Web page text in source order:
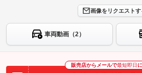
画像をリクエストす
車両動画（2）
販売店からメールで最短即日